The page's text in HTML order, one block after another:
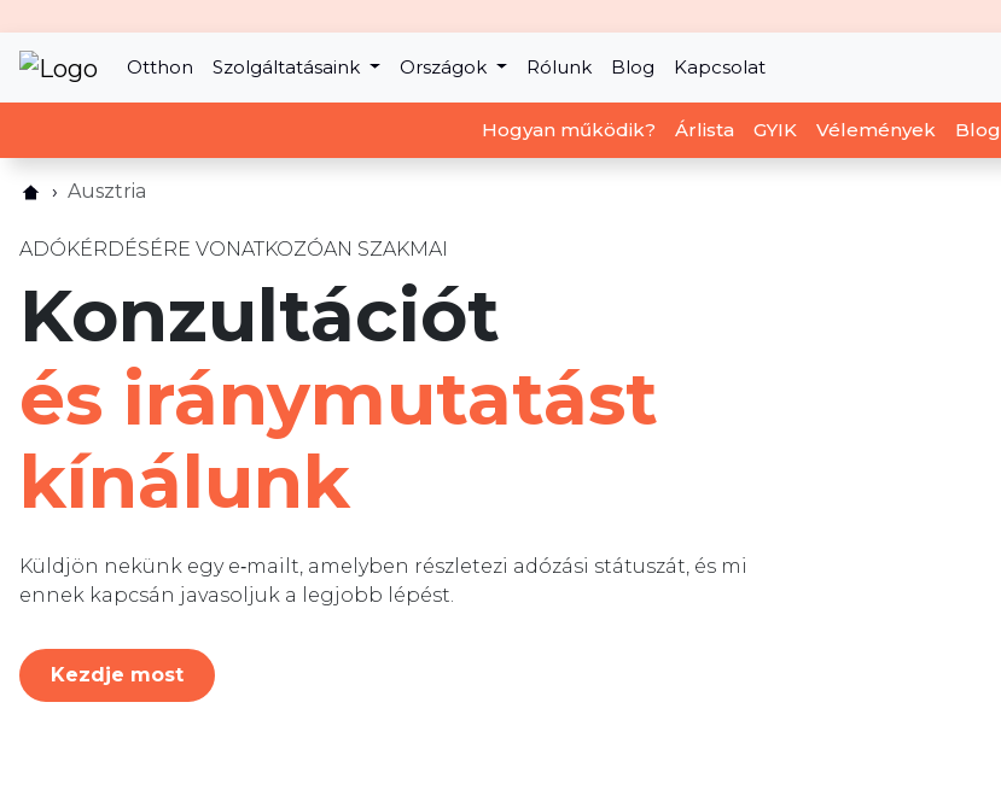
Otthon Szolgáltatásaink Országok Rólunk Blog Kapcsolat
Hogyan működik? Árlista GYIK Vélemények Blog
Ausztria
ADÓKÉRDÉSÉRE VONATKOZÓAN SZAKMAI
Konzultációt
és iránymutatást
kínálunk
Küldjön nekünk egy e‑mailt, amelyben részletezi adózási státuszát, és mi
ennek kapcsán javasoljuk a legjobb lépést.
Kezdje most